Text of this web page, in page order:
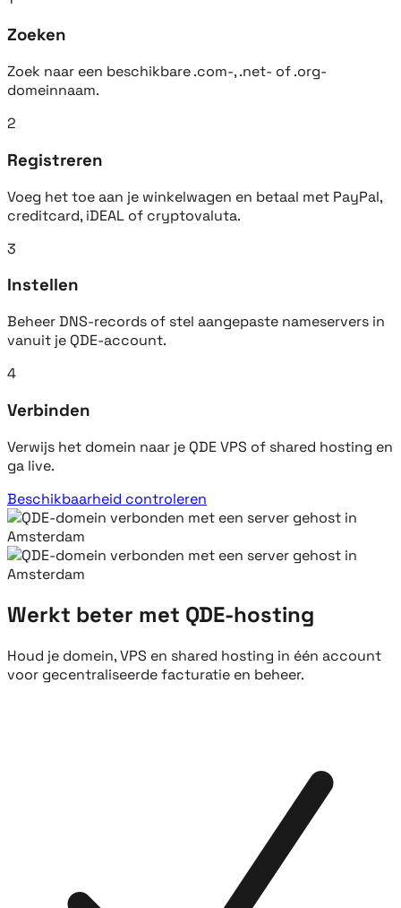
Zoeken
Zoek naar een beschikbare .com-, .net- of .org-
domeinnaam.
2
Registreren
Voeg het toe aan je winkelwagen en betaal met PayPal,
creditcard, iDEAL of cryptovaluta.
3
Instellen
Beheer DNS-records of stel aangepaste nameservers in
vanuit je QDE-account.
4
Verbinden
Verwijs het domein naar je QDE VPS of shared hosting en
ga live.
Beschikbaarheid controleren
Werkt beter met QDE-hosting
Houd je domein, VPS en shared hosting in één account
voor gecentraliseerde facturatie en beheer.